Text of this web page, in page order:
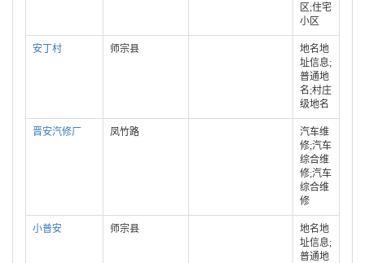
区;住宅
小区
安丁村 师宗县
地名地
址信息;
普通地
名;村庄
级地名
晋安汽修厂 凤竹路
汽车维
修;汽车
综合维
修;汽车
综合维
修
小普安 师宗县
地名地
址信息;
普通地